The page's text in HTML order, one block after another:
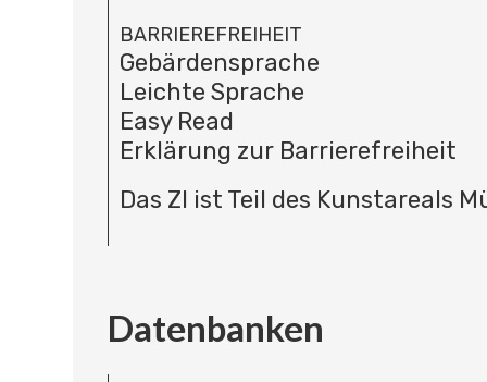
BARRIEREFREIHEIT
Gebärdensprache
Leichte Sprache
Easy Read
Erklärung zur Barrierefreiheit
Das ZI ist Teil des Kunstareals
Datenbanken